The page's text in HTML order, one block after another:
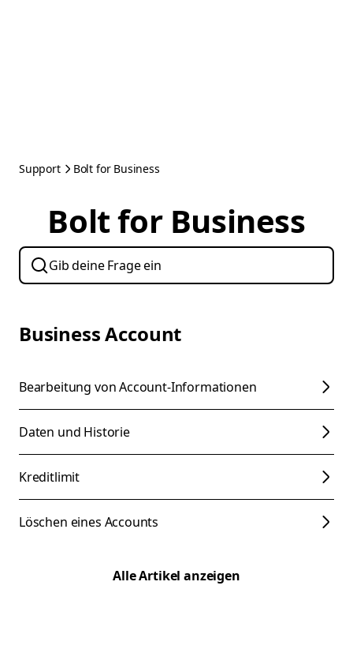
Support Bolt for Business
Bolt for Business
Business Account
Bearbeitung von Account-Informationen
Daten und Historie
Kreditlimit
Löschen eines Accounts
Alle Artikel anzeigen